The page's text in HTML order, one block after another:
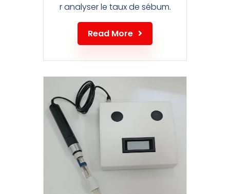
r analyser le taux de sébum.
Read More